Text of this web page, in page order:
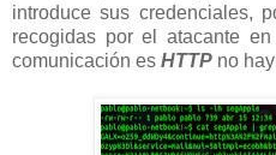
introduce sus credenciales,
recogidas por el atacante
comunicación es HTTP no